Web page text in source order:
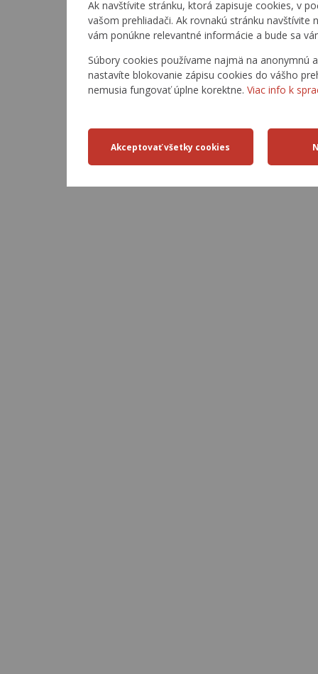
Ak navštívite stránku, ktorá zapisuje cookies, v
vašom prehliadači. Ak rovnakú stránku
vám ponúkne relevantné informácie a bude sa
Súbory cookies používame najmä na anonymnú
nastavíte blokovanie zápisu cookies do vášho
nemusia fungovať úplne korektne. Viac info k